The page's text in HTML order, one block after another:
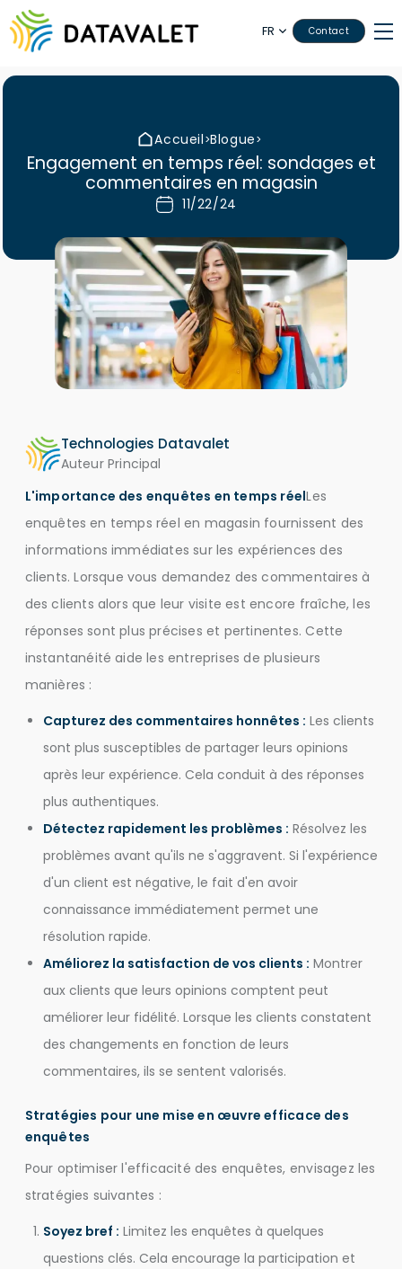
FR Contact
Accueil>Blogue>
Engagement en temps réel: sondages et
commentaires en magasin
11/22/24
Technologies Datavalet
Auteur Principal
L'importance des enquêtes en temps réelLes
enquêtes en temps réel en magasin fournissent des
informations immédiates sur les expériences des
clients. Lorsque vous demandez des commentaires à
des clients alors que leur visite est encore fraîche, les
réponses sont plus précises et pertinentes. Cette
instantanéité aide les entreprises de plusieurs
manières :
Capturez des commentaires honnêtes : Les clients
sont plus susceptibles de partager leurs opinions
après leur expérience. Cela conduit à des réponses
plus authentiques.
Détectez rapidement les problèmes : Résolvez les
problèmes avant qu'ils ne s'aggravent. Si l'expérience
d'un client est négative, le fait d'en avoir
connaissance immédiatement permet une
résolution rapide.
Améliorez la satisfaction de vos clients : Montrer
aux clients que leurs opinions comptent peut
améliorer leur fidélité. Lorsque les clients constatent
des changements en fonction de leurs
commentaires, ils se sentent valorisés.
Stratégies pour une mise en œuvre efficace des
enquêtes
Pour optimiser l'efficacité des enquêtes, envisagez les
stratégies suivantes :
Soyez bref : Limitez les enquêtes à quelques
questions clés. Cela encourage la participation et